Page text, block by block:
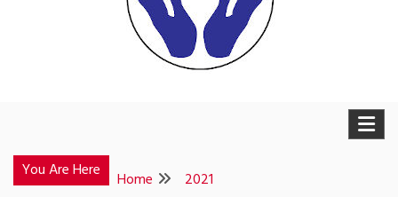
You Are Here Home 2021